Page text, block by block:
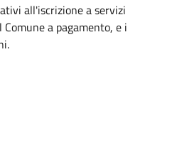
all'iscrizione a servizi
a pagamento, e i